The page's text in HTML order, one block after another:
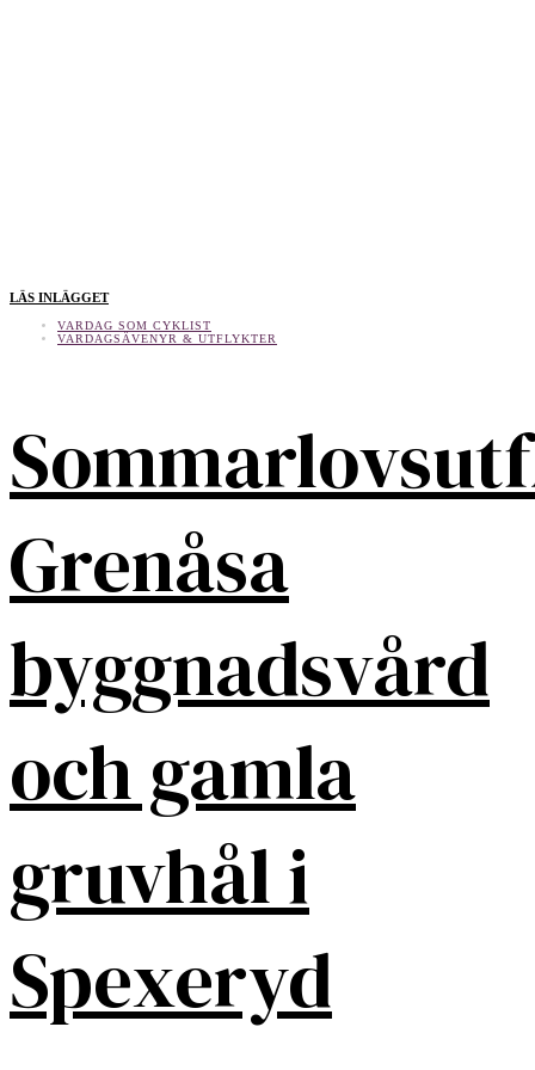
LÄS INLÄGGET
VARDAG SOM CYKLIST
VARDAGSÄVENYR & UTFLYKTER
Grenåsa
byggnadsvård
och gamla
gruvhål i
Spexeryd